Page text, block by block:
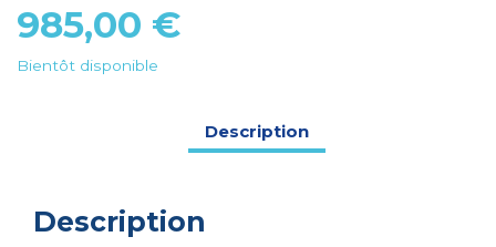
985,00 €
Bientôt disponible
Description
Description